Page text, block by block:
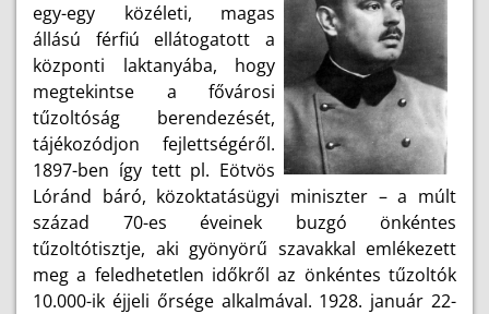
egy-egy közéleti, magas
állású férfiú ellátogatott a
központi laktanyába, hogy
megtekintse a fővárosi
tűzoltóság berendezését,
tájékozódjon fejlettségéről.
1897-ben így tett pl. Eötvös
Lóránd báró, közoktatásügyi miniszter – a múlt
század 70-es éveinek buzgó önkéntes
tűzoltótisztje, aki gyönyörű szavakkal emlékezett
meg a feledhetetlen időkről az önkéntes tűzoltók
10.000-ik éjjeli őrsége alkalmával. 1928. január 22-